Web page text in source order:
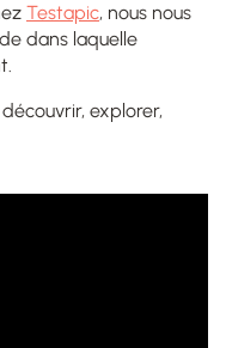
Testapic, nous nous
dans laquelle
explorer,